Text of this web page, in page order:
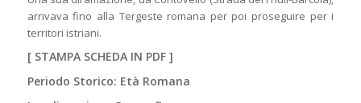
arrivava fino alla Tergeste romana per poi proseguire per i
territori istriani.
[ STAMPA SCHEDA IN PDF]
Periodo Storico: Età Romana